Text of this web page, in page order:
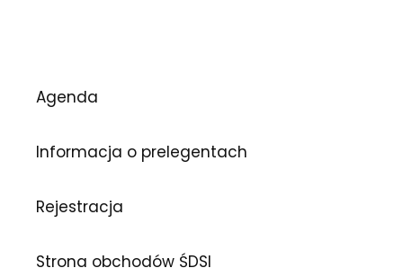
Agenda
Informacja o prelegentach
Rejestracja
Strona obchodów ŚDSI